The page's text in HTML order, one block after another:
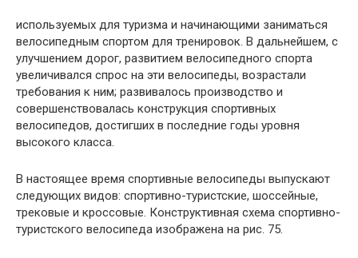
используемых для туризма и начинающими заниматься
велосипедным спортом для тренировок. В дальнейшем, с
улучшением дорог, развитием велосипедного спорта
увеличивался спрос на эти велосипеды, возрастали
требования к ним; развивалось производство и
совершенствовалась конструкция спортивных
велосипедов, достигших в последние годы уровня
высокого класса.
В настоящее время спортивные велосипеды выпускают
следующих видов: спортивно-туристские, шоссейные,
трековые и кроссовые. Конструктивная схема спортивно-
туристского велосипеда изображена на рис. 75.